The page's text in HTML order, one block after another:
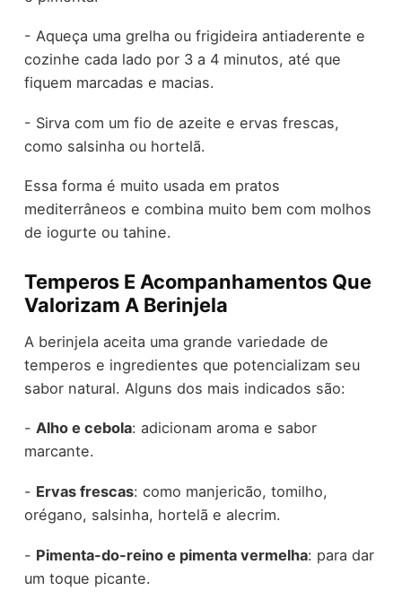
- Aqueça uma grelha ou frigideira antiaderente e
cozinhe cada lado por 3 a 4 minutos, até que
fiquem marcadas e macias.
- Sirva com um fio de azeite e ervas frescas,
como salsinha ou hortelã.
Essa forma é muito usada em pratos
mediterrâneos e combina muito bem com molhos
de iogurte ou tahine.
Temperos E Acompanhamentos Que
Valorizam A Berinjela
A berinjela aceita uma grande variedade de
temperos e ingredientes que potencializam seu
sabor natural. Alguns dos mais indicados são:
- Alho e cebola: adicionam aroma e sabor
marcante.
- Ervas frescas: como manjericão, tomilho,
orégano, salsinha, hortelã e alecrim.
- Pimenta-do-reino e pimenta vermelha: para dar
um toque picante.